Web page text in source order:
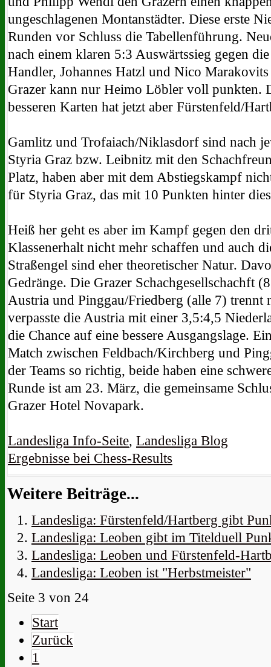
ungeschlagenen Montanstädter. Diese erste
Runden vor Schluss die Tabellenführung.
nach einem klaren 5:3 Auswärtssieg gegen
Handler, Johannes Hatzl und Nico
Grazer kann nur Heimo Löbler voll punkten.
besseren Karten hat jetzt aber Fürstenfeld/
Gamlitz und Trofaiach/Niklasdorf sind nach
Styria Graz bzw. Leibnitz mit den
Platz, haben aber mit dem Abstiegskampf
für Styria Graz, das mit 10 Punkten hinter
Heiß her geht es aber im Kampf gegen den
Klassenerhalt nicht mehr schaffen und auch
Straßengel sind eher theoretischer Natur.
Gedränge. Die Grazer Schachgesellschachft
Austria und Pinggau/Friedberg (alle 7) trennt
verpasste die Austria mit einer 3,5:4,5
die Chance auf eine bessere Ausgangslage.
Match zwischen Feldbach/Kirchberg und
der Teams so richtig, beide haben eine
Runde ist am 23. März, die gemeinsame
Grazer Hotel Novapark.
Landesliga Info-Seite, Landesliga Blog
Ergebnisse bei Chess-Results
Weitere Beiträge...
Landesliga: Fürstenfeld/Hartberg gibt
Landesliga: Leoben gibt im Titelduell
Landesliga: Leoben und Fürstenfeld-
Landesliga: Leoben ist "Herbstmeister"
Seite 3 von 24
Start
Zurück
1